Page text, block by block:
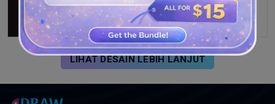
LIHAT DESAIN LEBIH LANJUT